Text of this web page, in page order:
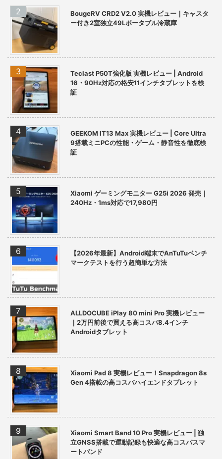
BougeRV CRD2 V2.0 実機レビュー｜キャスタ
ー付き2室独立49Lポータブル冷蔵庫
Teclast P50T強化版 実機レビュー | Android
16・90Hz対応の格安11インチタブレットを検
証
GEEKOM IT13 Max 実機レビュー | Core Ultra
9搭載ミニPCの性能・ゲーム・静音性を徹底検
証
Xiaomi ゲーミングモニター G25i 2026 発売｜
240Hz・1ms対応で17,980円
【2026年最新】Android端末でAnTuTuベンチ
マークテストを行う超簡単な方法
ALLDOCUBE iPlay 80 mini Pro 実機レビュー
｜2万円前後で買える高コスパ8.4インチ
Androidタブレット
Xiaomi Pad 8 実機レビュー！Snapdragon 8s
Gen 4搭載の高コスパハイエンドタブレット
Xiaomi Smart Band 10 Pro 実機レビュー | 独
立GNSS搭載で運動記録も快適な高コスパスマ
ートバンド